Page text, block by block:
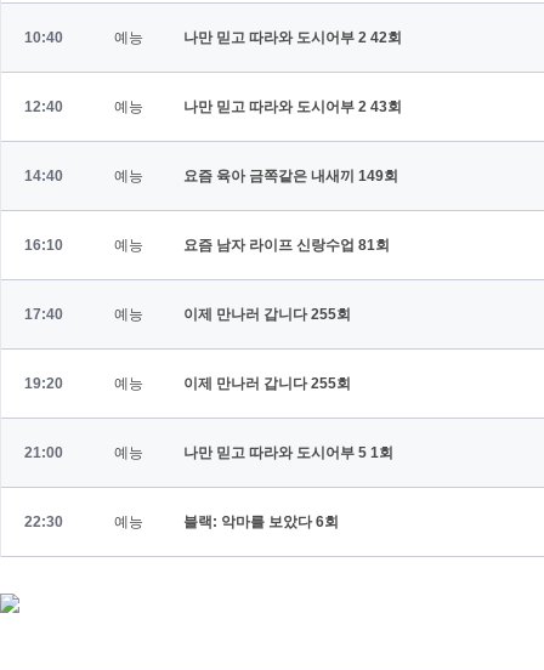
10:40 예능 나만 믿고 따라와 도시어부 2 42회
12:40 예능 나만 믿고 따라와 도시어부 2 43회
14:40 예능 요즘 육아 금쪽같은 내새끼 149회
16:10 예능 요즘 남자 라이프 신랑수업 81회
17:40 예능 이제 만나러 갑니다255회
19:20 예능 이제 만나러 갑니다255회
21:00 예능 나만 믿고 따라와 도시어부 5 1회
22:30 예능 블랙: 악마를 보았다6회